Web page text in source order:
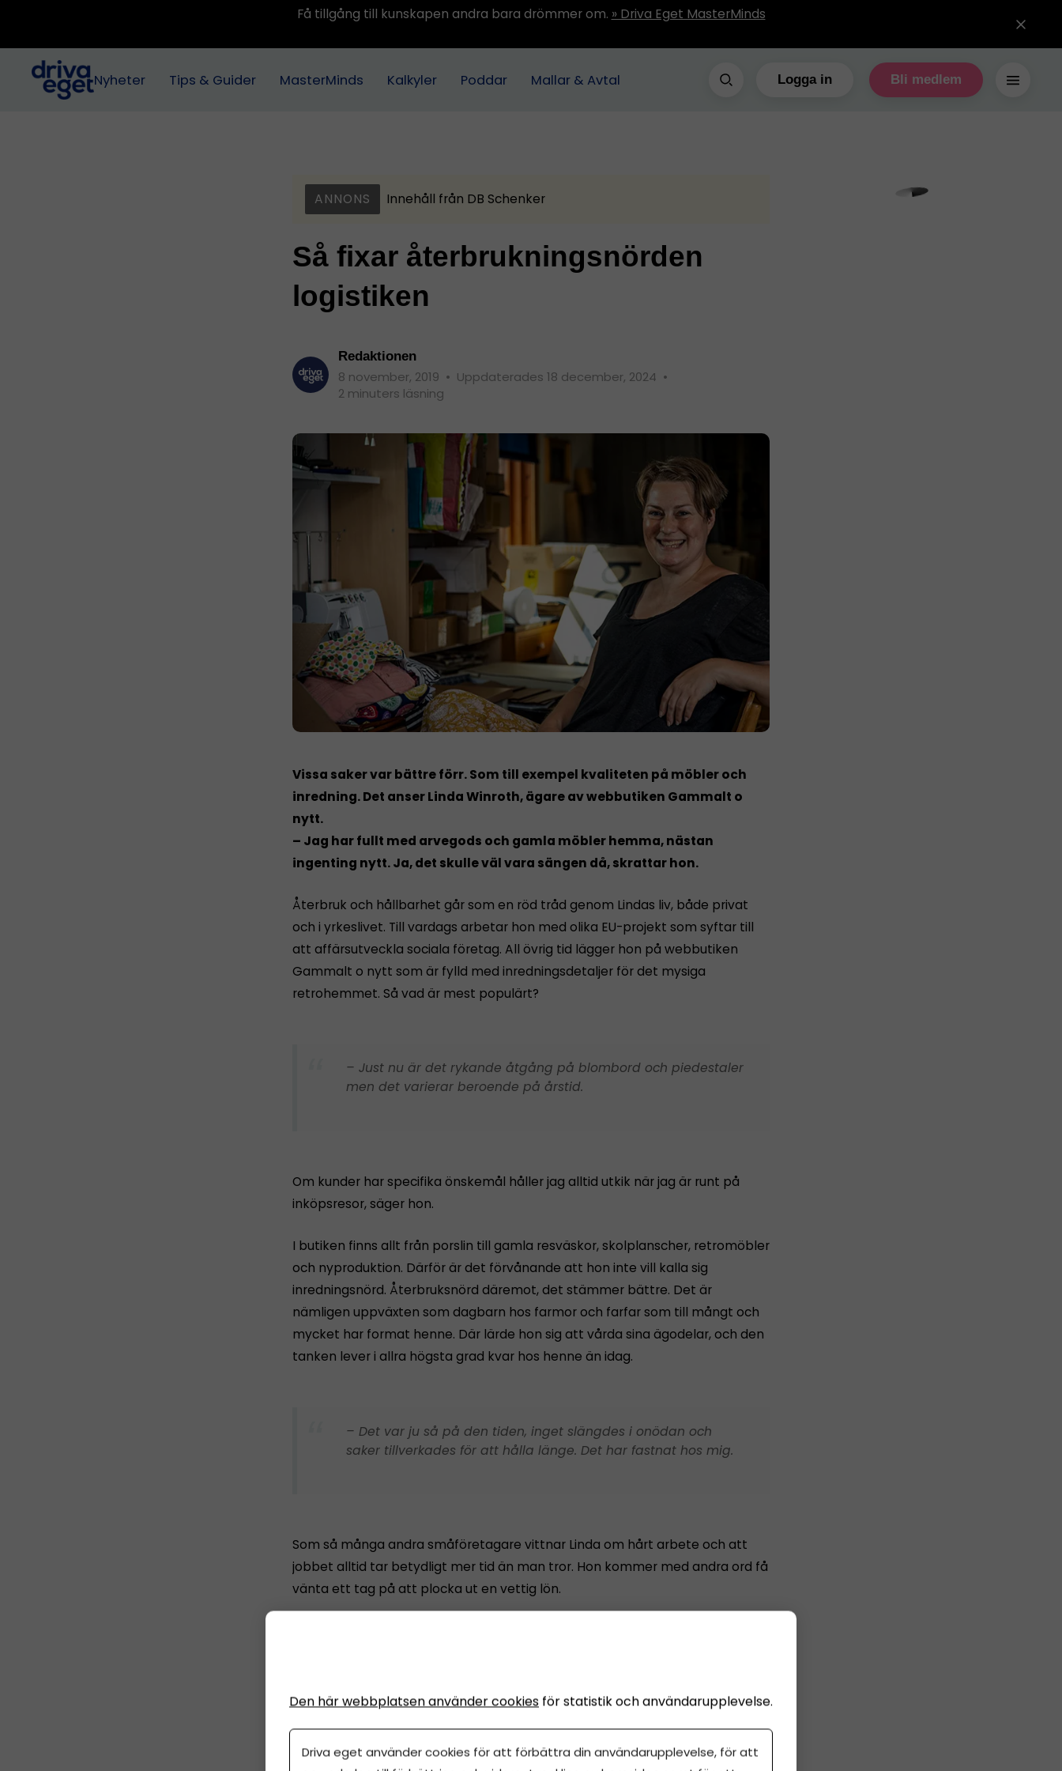
Få tillgång till kunskapen andra bara drömmer om. » Driva Eget MasterMinds
Nyheter Tips & Guider MasterMinds Kalkyler Poddar Mallar & Avtal Logga in Bli medlem
ANNONS Innehåll från DB Schenker
Så fixar återbrukningsnörden
logistiken
Redaktionen
8 november, 2019 • Uppdaterades 18 december, 2024 •
2 minuters läsning
Vissa saker var bättre förr. Som till exempel kvaliteten på möbler och
inredning. Det anser Linda Winroth, ägare av webbutiken Gammalt o
nytt.
– Jag har fullt med arvegods och gamla möbler hemma, nästan
ingenting nytt. Ja, det skulle väl vara sängen då, skrattar hon.
Återbruk och hållbarhet går som en röd tråd genom Lindas liv, både privat
och i yrkeslivet. Till vardags arbetar hon med olika EU-projekt som syftar till
att affärsutveckla sociala företag. All övrig tid lägger hon på webbutiken
Gammalt o nytt som är fylld med inredningsdetaljer för det mysiga
retrohemmet. Så vad är mest populärt?
– Just nu är det rykande åtgång på blombord och piedestaler
men det varierar beroende på årstid.
Om kunder har specifika önskemål håller jag alltid utkik när jag är runt på
inköpsresor, säger hon.
I butiken finns allt från porslin till gamla resväskor, skolplanscher, retromöbler
och nyproduktion. Därför är det förvånande att hon inte vill kalla sig
inredningsnörd. Återbruksnörd däremot, det stämmer bättre. Det är
nämligen uppväxten som dagbarn hos farmor och farfar som till mångt och
mycket har format henne. Där lärde hon sig att vårda sina ägodelar, och den
tanken lever i allra högsta grad kvar hos henne än idag.
– Det var ju så på den tiden, inget slängdes i onödan och
saker tillverkades för att hålla länge. Det har fastnat hos mig.
Som så många andra småföretagare vittnar Linda om hårt arbete och att
jobbet alltid tar betydligt mer tid än man tror. Hon kommer med andra ord få
vänta ett tag på att plocka ut en vettig lön.
Den här webbplatsen använder cookies för statistik och användarupplevelse.
Driva eget använder cookies för att förbättra din användarupplevelse, för att